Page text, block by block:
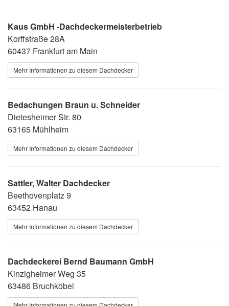
Kaus GmbH -Dachdeckermeisterbetrieb
Korffstraße 28A
60437 Frankfurt am Main
Mehr Informationen zu diesem Dachdecker
Bedachungen Braun u. Schneider
Dietesheimer Str. 80
63165 Mühlheim
Mehr Informationen zu diesem Dachdecker
Sattler, Walter Dachdecker
Beethovenplatz 9
63452 Hanau
Mehr Informationen zu diesem Dachdecker
Dachdeckerei Bernd Baumann GmbH
Kinzigheimer Weg 35
63486 Bruchköbel